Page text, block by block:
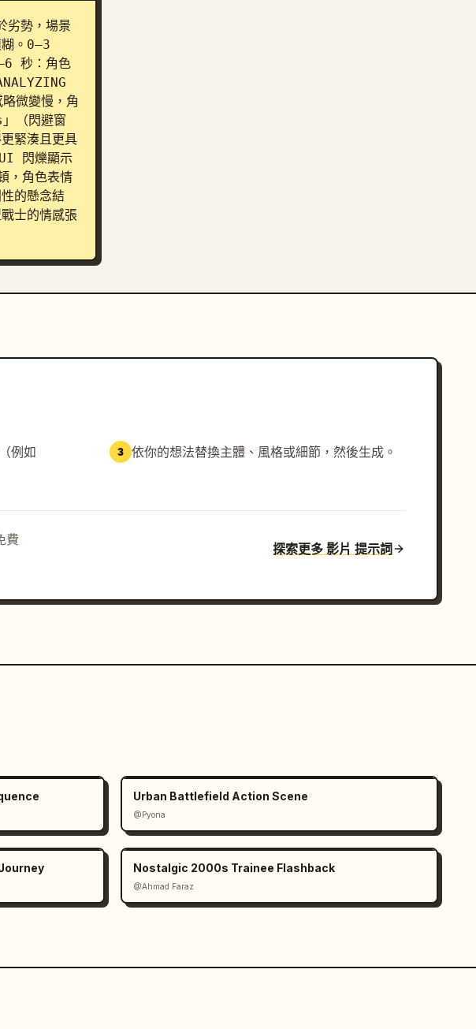
劣勢，場景
。0–3
秒：角色
微變慢，角
（閃避窗
緊湊且更具
閃爍顯示
，角色表情
的懸念結
士的情感張
例如
3 依你的想法替換主體、風格或細節，然後生成。
費
探索更多 影片 提示詞
Urban Battlefield Action Scene
@Pyona
Nostalgic 2000s Trainee Flashback
@Ahmad Faraz